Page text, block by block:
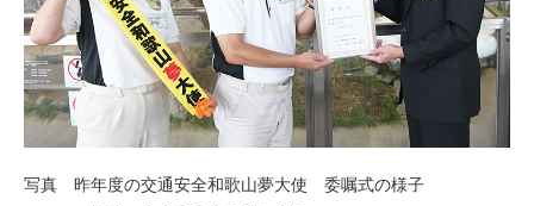
写真 昨年度の交通安全和歌山夢大使 委嘱式の様子